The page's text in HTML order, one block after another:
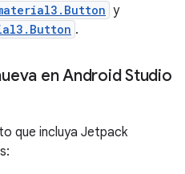
y
.
en Android Studio
que incluya Jetpack